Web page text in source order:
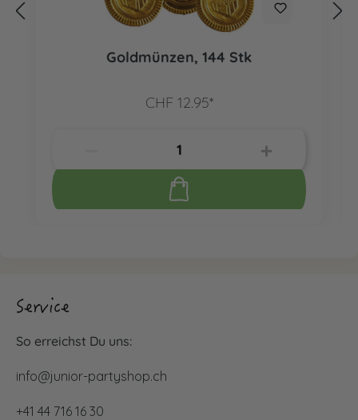
Goldmünzen, 144 Stk
CHF 12.95*
Service
So erreichst Du uns:
info@junior-partyshop.ch
+41 44 716 16 30